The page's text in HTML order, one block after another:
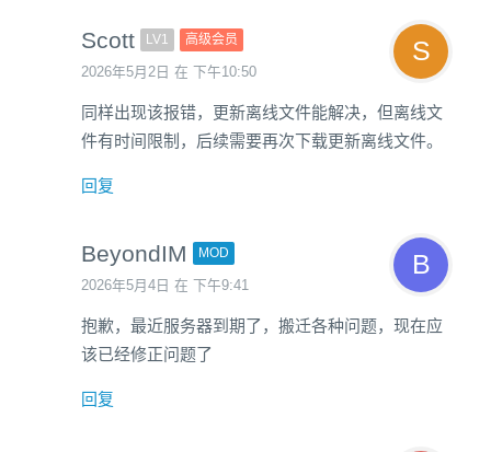
Scott LV1 高级会员
2026年5月2日 在 下午10:50
同样出现该报错，更新离线文件能解决，但离线文
件有时间限制，后续需要再次下载更新离线文件。
回复
BeyondIM MOD
2026年5月4日 在 下午9:41
抱歉，最近服务器到期了，搬迁各种问题，现在应
该已经修正问题了
回复